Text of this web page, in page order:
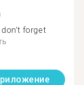
forget